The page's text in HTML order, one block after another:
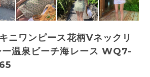
ニワンピース花柄Vネックリ
ー温泉ビーチ海レース WQ7-